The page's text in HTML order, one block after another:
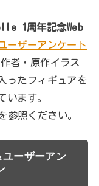
1周年記念Web
ユーザーアンケート
者・原作イラス
ったフィギュアを
います。
参照ください。
ーザーアン